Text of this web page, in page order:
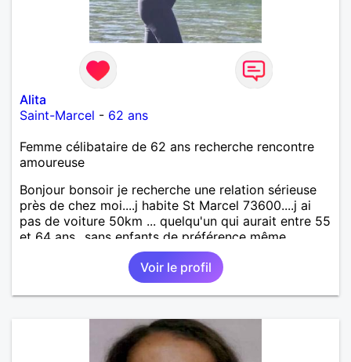
Alita
Saint-Marcel - 62 ans
Femme célibataire de 62 ans recherche rencontre
amoureuse
Bonjour bonsoir je recherche une relation sérieuse
près de chez moi....j habite St Marcel 73600....j ai
pas de voiture 50km ... quelqu'un qui aurait entre 55
et 64 ans...sans enfants de préférence même
adultes et qui n aurait garder aucun contact avec
une où plusieurs ex...si vous correspondez à ma
recherche ecrivez moi je vous répondrai...
Voir le profil